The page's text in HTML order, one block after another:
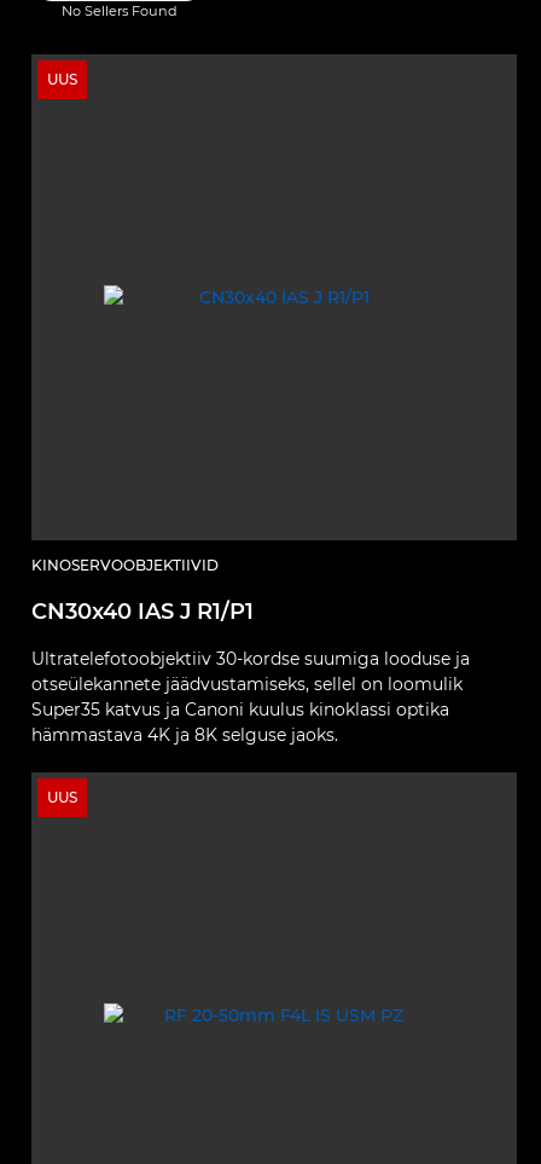
No Sellers Found
UUS
KINOSERVOOBJEKTIIVID
CN30x40 IAS J R1/P1
Ultratelefotoobjektiiv 30-kordse suumiga looduse ja
otseülekannete jäädvustamiseks, sellel on loomulik
Super35 katvus ja Canoni kuulus kinoklassi optika
hämmastava 4K ja 8K selguse jaoks.
UUS